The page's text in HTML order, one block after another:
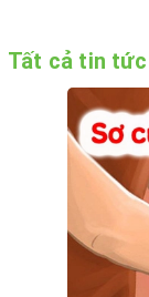
Tất cả tin tức